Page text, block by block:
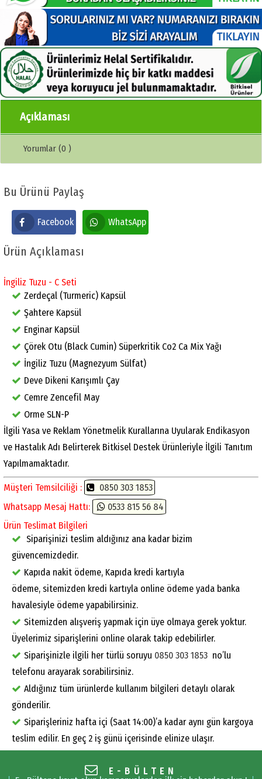
Açıklaması
Yorumlar (0 )
Bu Ürünü Paylaş
Facebook WhatsApp
Ürün Açıklaması
İngiliz Tuzu - C Seti
Zerdeçal (Turmeric) Kapsül
Şahtere Kapsül
Enginar Kapsül
Çörek Otu (Black Cumin) Süperkritik Co2 Ca Mix Yağı
İngiliz Tuzu (Magnezyum Sülfat)
Deve Dikeni Karışımlı Çay
Cemre Zencefil May
Orme SLN-P
İlgili Yasa ve Reklam Yönetmelik Kurallarına Uyularak Endikasyon
ve Hastalık Adı Belirterek Bitkisel Destek Ürünleriyle İlgili Tanıtım
Yapılmamaktadır.
Müşteri Temsilciliği :
0850 303 1853
Whatsapp Mesaj Hattı:
0533 815 56 84
Ürün Teslimat Bilgileri
Siparişinizi teslim aldığınız ana kadar bizim
güvencemizdedir.
Kapıda nakit ödeme, Kapıda kredi kartıyla
ödeme, sitemizden kredi kartıyla online ödeme yada banka
havalesiyle ödeme yapabilirsiniz.
Sitemizden alışveriş yapmak için üye olmaya gerek yoktur.
Üyelerimiz siparişlerini online olarak takip edebilirler.
Siparişinizle ilgili her türlü soruyu 0850 303 1853 no’lu
telefonu arayarak sorabilirsiniz.
Aldığınız tüm ürünlerde kullanım bilgileri detaylı olarak
gönderilir.
Siparişleriniz hafta içi (Saat 14:00)’a kadar aynı gün kargoya
teslim edilir. En geç 2 iş günü içerisinde elinize ulaşır.
E-BÜLTEN